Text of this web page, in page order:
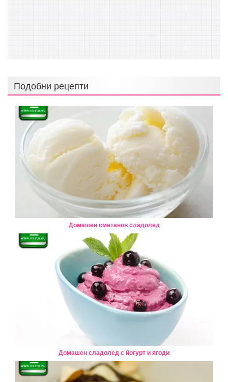
Подобни рецепти
Домашен сметанов сладолед
Домашен сладолед с йогурт и ягоди